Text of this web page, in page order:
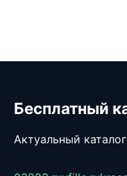
Бесплатный
Актуальный